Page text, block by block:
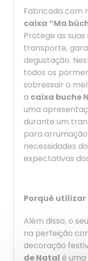
Fabricada com
caixa “Ma
Protege as
transporte,
degustação.
todos os
sobressair o
a caixa buche
uma
durante um
para
necessidades
expectativas
Porquê utilizar
Além disso, o
na perfeição
decoração
de Natal é